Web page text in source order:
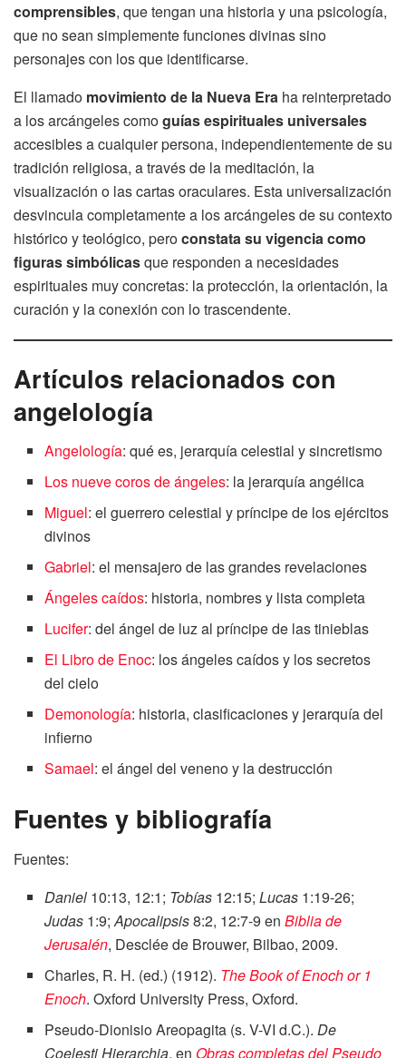
comprensibles, que tengan una historia y una psicología,
que no sean simplemente funciones divinas sino
personajes con los que identificarse.
El llamado movimiento de la Nueva Era ha reinterpretado
a los arcángeles comoguías espirituales universales
accesibles a cualquier persona, independientemente de su
tradición religiosa, a través de la meditación, la
visualización o las cartas oraculares. Esta universalización
desvincula completamente a los arcángeles de su contexto
histórico y teológico, peroconstata su vigencia como
figuras simbólicasque responden a necesidades
espirituales muy concretas: la protección, la orientación, la
curación y la conexión con lo trascendente.
Artículos relacionados con
angelología
Angelología: qué es, jerarquía celestial y sincretismo
Los nueve coros de ángeles: la jerarquía angélica
Miguel: el guerrero celestial y príncipe de los ejércitos
divinos
Gabriel: el mensajero de las grandes revelaciones
Ángeles caídos: historia, nombres y lista completa
Lucifer: del ángel de luz al príncipe de las tinieblas
El Libro de Enoc: los ángeles caídos y los secretos
del cielo
Demonología: historia, clasificaciones y jerarquía del
infierno
Samael: el ángel del veneno y la destrucción
Fuentes y bibliografía
Fuentes:
Daniel 10:13, 12:1; Tobías 12:15;Lucas 1:19-26;
Judas 1:9;Apocalipsis8:2, 12:7-9 enBiblia de
Jerusalén, Desclée de Brouwer, Bilbao, 2009.
Charles, R. H. (ed.) (1912). The Book of Enoch or 1
Enoch. Oxford University Press, Oxford.
Pseudo-Dionisio Areopagita (s. V-VI d.C.).De
Coelesti Hierarchia, en Obras completas del Pseudo